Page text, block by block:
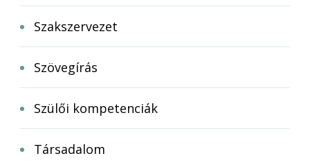
Szakszervezet
Szövegírás
Szülői kompetenciák
Társadalom